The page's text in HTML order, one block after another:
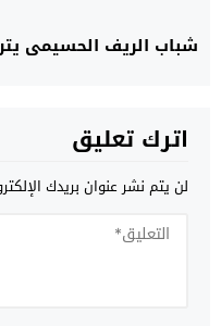
شباب الريف الحسيمي يتراجع للمركز
اترك تعليق
لن يتم نشر عنوان بريدك